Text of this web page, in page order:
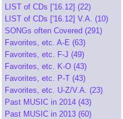
LIST of CDs ['16.12] (22)
LIST of CDs ['16.12] V.A. (10)
SONGs often Covered (291)
Favorites, etc. A-E (63)
Favorites, etc. F-J (49)
Favorites, etc. K-O (43)
Favorites, etc. P-T (43)
Favorites, etc. U-Z/V.A. (23)
Past MUSIC in 2014 (43)
Past MUSIC in 2013 (60)